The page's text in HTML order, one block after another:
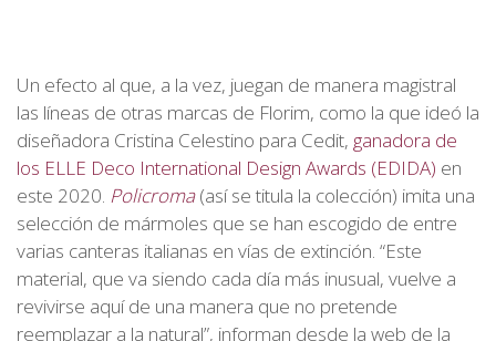
Un efecto al que, a la vez, juegan de manera magistral
las líneas de otras marcas de Florim, como la que ideó la
diseñadora Cristina Celestino para Cedit, ganadora de
los ELLE Deco International Design Awards (EDIDA) en
este 2020. Policroma(así se titula la colección) imita una
selección de mármoles que se han escogido de entre
varias canteras italianas en vías de extinción. “Este
material, que va siendo cada día más inusual, vuelve a
revivirse aquí de una manera que no pretende
reemplazar a la natural”, informan desde la web de la